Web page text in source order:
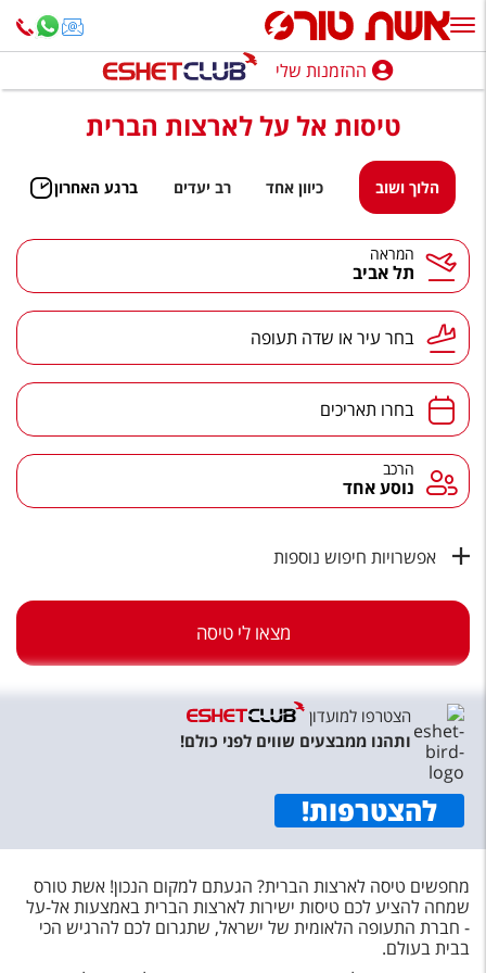
ההזמנות שלי
נופש בארץ
חופשה לפי סגנון
מלונות באילת
טיולים מאורגנים
חבילות נופש
הרגע האחרון
חבילות בריאות וספא
טיסות לחו"ל
מגזין אשת
שירות לקוחות
תקנון
עקבו אחרינו
ההזמנות שלי
טיסות אל על לארצות הברית
הלוך ושוב כיוון אחד רב יעדים ברגע האחרון
המראה
תל אביב
בחר עיר או שדה תעופה
בחרו תאריכים
הרכב
נוסע אחד
אפשרויות חיפוש נוספות
מצאו לי טיסה
הצטרפו למועדון
ותהנו ממבצעים שווים לפני כולם!
להצטרפות!
מחפשים טיסה לארצות הברית? הגעתם למקום הנכון! אשת טורס
שמחה להציע לכם טיסות ישירות לארצות הברית באמצעות אל-על
- חברת התעופה הלאומית של ישראל, שתגרום לכם להרגיש הכי
בבית בעולם.